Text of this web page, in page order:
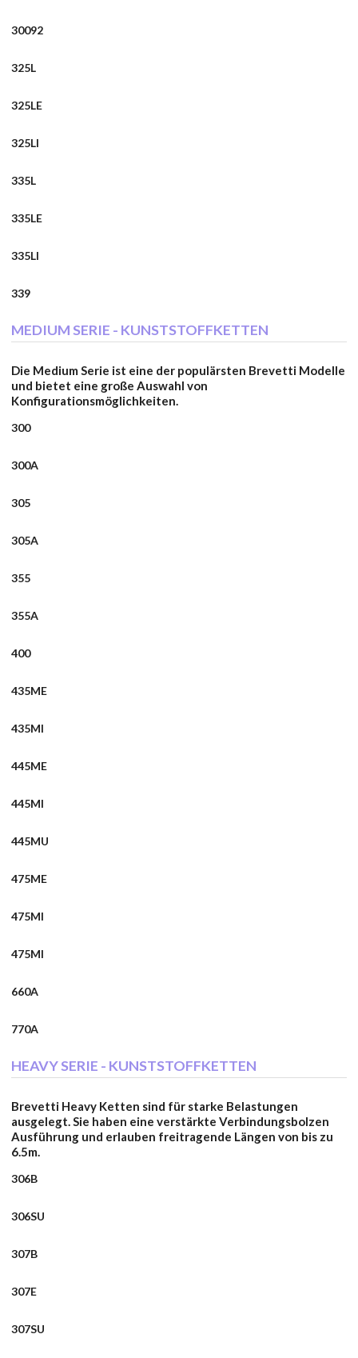
30092
325L
325LE
325LI
335L
335LE
335LI
339
MEDIUM SERIE - KUNSTSTOFFKETTEN
Die Medium Serie ist eine der populärsten Brevetti Modelle
und bietet eine große Auswahl von
Konfigurationsmöglichkeiten.
300
300A
305
305A
355
355A
400
435ME
435MI
445ME
445MI
445MU
475ME
475MI
475MI
660A
770A
HEAVY SERIE - KUNSTSTOFFKETTEN
Brevetti Heavy Ketten sind für starke Belastungen
ausgelegt. Sie haben eine verstärkte Verbindungsbolzen
Ausführung und erlauben freitragende Längen von bis zu
6.5m.
306B
306SU
307B
307E
307SU